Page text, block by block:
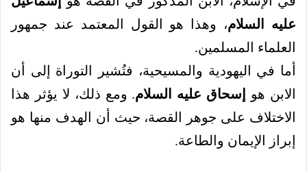
عليه السلام، وهذا هو القول المعتمد عند جمهور
العلماء المسلمين.
أما في اليهودية والمسيحية، فتُشير التوراة إلى أن
الابن هو
إسحاق عليه السلام. ومع ذلك، لا يؤثر هذا
الاختلاف على جوهر القصة، حيث أن الهدف منها هو
إبراز الإيمان والطاعة.